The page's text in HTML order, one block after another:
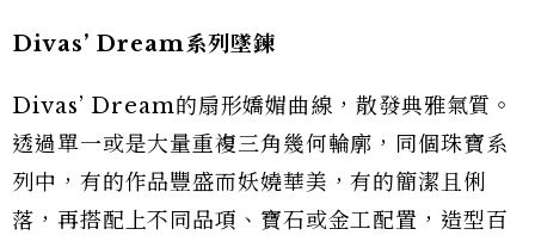
Divas’ Dream系列墜鍊
Divas’ Dream的扇形嬌媚曲線，散發典雅氣質。
透過單一或是大量重複三角幾何輪廓，同個珠寶系
列中，有的作品豐盛而妖嬈華美，有的簡潔且俐
落，再搭配上不同品項、寶石或金工配置，造型百